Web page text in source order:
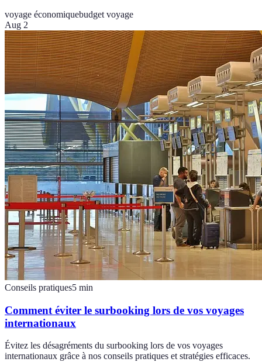
voyage économiquebudget voyage
Aug 2
Conseils pratiques5 min
Comment éviter le surbooking lors de vos voyages
internationaux
Évitez les désagréments du surbooking lors de vos voyages
internationaux grâce à nos conseils pratiques et stratégies efficaces.